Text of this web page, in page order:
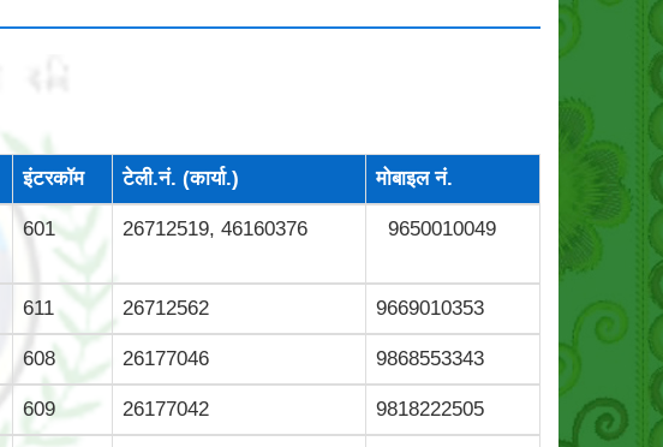
इंटरकॉम टेली.नं. (कार्या.) मोबाइल नं.
601 26712519, 46160376 9650010049
611 26712562 9669010353
608 26177046 9868553343
609 26177042 9818222505